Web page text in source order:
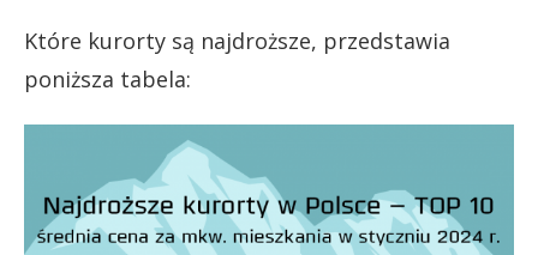
Które kurorty są najdroższe, przedstawia
poniższa tabela: